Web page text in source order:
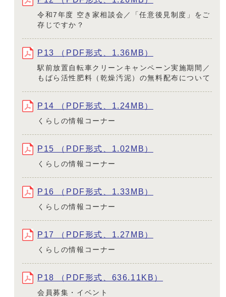
令和7年度 空き家相談会／「任意後見制度」をご
存じですか？
P13 （PDF形式、1.36MB）
駅前放置自転車クリーンキャンペーン実施期間／
もばら活性肥料（乾燥汚泥）の無料配布について
P14 （PDF形式、1.24MB）
くらしの情報コーナー
P15 （PDF形式、1.02MB）
くらしの情報コーナー
P16 （PDF形式、1.33MB）
くらしの情報コーナー
P17 （PDF形式、1.27MB）
くらしの情報コーナー
P18 （PDF形式、636.11KB）
会員募集・イベント